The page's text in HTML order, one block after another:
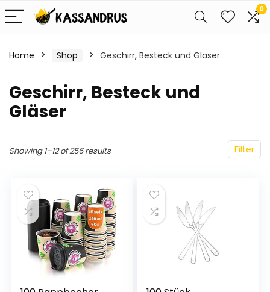
0
Home Shop Geschirr, Besteck und Gläser
Geschirr, Besteck und
Gläser
Filter
Showing 1–12 of 256 results